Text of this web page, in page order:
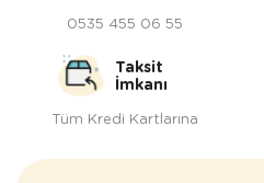
0535 455 06 55
Taksit
İmkanı
Tüm Kredi Kartlarına